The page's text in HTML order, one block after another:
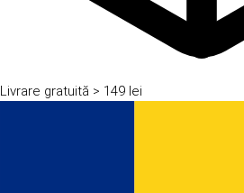
Livrare gratuită > 149 lei